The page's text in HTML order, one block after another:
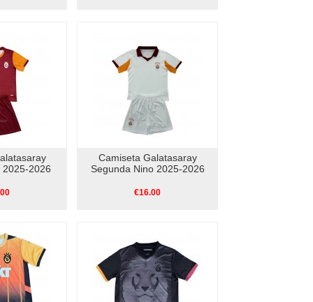
2025-2026
Camiseta Galatasaray
Segunda Nino 2025-2026
€16.00